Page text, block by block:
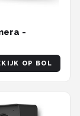
-
OP BOL